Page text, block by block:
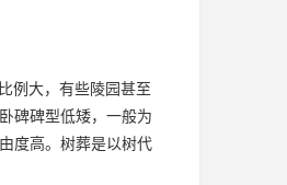
例大，有些陵园甚至
碑碑型低矮，一般为
度高。树葬是以树代